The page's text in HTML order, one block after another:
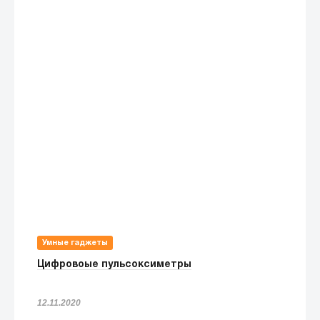
Умные гаджеты
Цифровоые пульсоксиметры
12.11.2020